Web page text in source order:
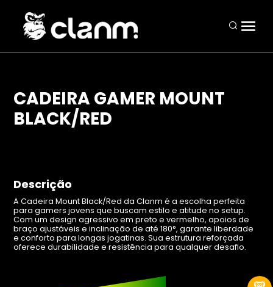
Periféricos
Headsets
Mousepads
Combos
CADEIRA GAMER MOUNT
BLACK/RED
Descrição
A Cadeira Mount Black/Red da Clanm é a escolha perfeita
para gamers jovens que buscam estilo e atitude no setup.
Com um design agressivo em preto e vermelho, apoios de
braço ajustáveis e inclinação de até 180°, garante liberdade
e conforto para longas jogatinas. Sua estrutura reforçada
oferece durabilidade e resistência para qualquer desafio.